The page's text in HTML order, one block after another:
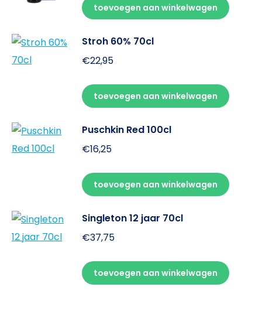
toevoegen aan winkelwagen
Stroh 60% 70cl
€22,95
toevoegen aan winkelwagen
Puschkin Red 100cl
€16,25
toevoegen aan winkelwagen
Singleton 12 jaar 70cl
€37,75
toevoegen aan winkelwagen